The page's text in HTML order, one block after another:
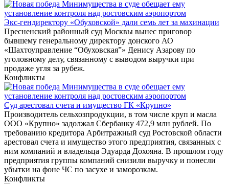
Экс-гендиректору «Обуховской» дали семь лет за махинации
Пресненский районный суд Москвы вынес приговор
бывшему генеральному директору донского АО
«Шахтоуправление “Обуховская”» Денису Азарову по
уголовному делу, связанному с выводом выручки при
продаже угля за рубеж.
Конфликты
Суд арестовал счета и имущество ГК «Крупно»
Производитель сельхозпродукции, в том числе круп и масла
ООО «Крупно» задолжал Сбербанку 472,9 млн рублей. По
требованию кредитора Арбитражный суд Ростовской области
арестовал счета и имущество этого предприятия, связанных с
ним компаний и владельца Эдуарда Дохояна. В прошлом году
предприятия группы компаний снизили выручку и понесли
убытки на фоне ЧС по засухе и заморозкам.
Конфликты